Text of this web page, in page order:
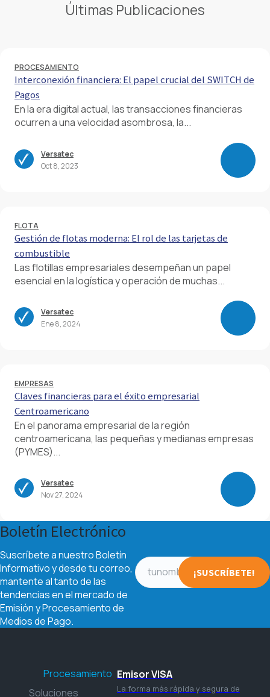
Últimas Publicaciones
PROCESAMIENTO
Interconexión financiera: El papel crucial del SWITCH de
Pagos
En la era digital actual, las transacciones financieras
ocurren a una velocidad asombrosa, la...
Versatec
Oct 8, 2023
FLOTA
Gestión de flotas moderna: El rol de las tarjetas de
combustible
Las flotillas empresariales desempeñan un papel
esencial en la logística y operación de muchas...
Versatec
Ene 8, 2024
EMPRESAS
Claves financieras para el éxito empresarial
Centroamericano
En el panorama empresarial de la región
centroamericana, las pequeñas y medianas empresas
(PYMES)...
Versatec
Nov 27, 2024
Boletín Electrónico
Suscríbete a nuestro Boletín
Informativo y desde tu correo,
mantente al tanto de las
tendencias en el mercado de
Emisión y Procesamiento de
Medios de Pago.
Procesamiento
Soluciones
Emisor VISA
La forma más rápida y segura de